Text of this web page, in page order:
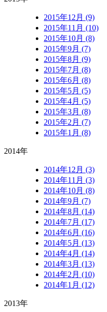
2015年12月 (9)
2015年11月 (10)
2015年10月 (8)
2015年9月 (7)
2015年8月 (9)
2015年7月 (8)
2015年6月 (8)
2015年5月 (5)
2015年4月 (5)
2015年3月 (8)
2015年2月 (7)
2015年1月 (8)
2014年
2014年12月 (3)
2014年11月 (3)
2014年10月 (8)
2014年9月 (7)
2014年8月 (14)
2014年7月 (17)
2014年6月 (16)
2014年5月 (13)
2014年4月 (14)
2014年3月 (13)
2014年2月 (10)
2014年1月 (12)
2013年